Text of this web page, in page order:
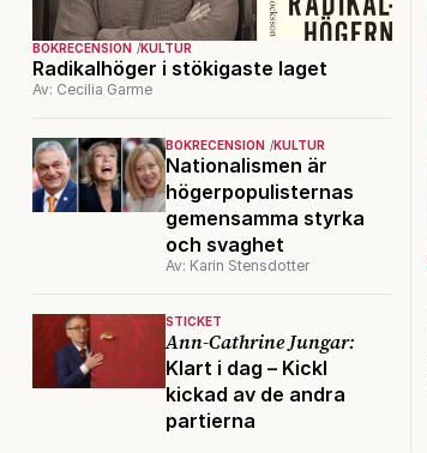
BOKRECENSION KULTUR
Radikalhöger i stökigaste laget
Av: Cecilia Garme
BOKRECENSION KULTUR
Nationalismen är
högerpopulisternas
gemensamma styrka
och svaghet
Av: Karin Stensdotter
STICKET
Ann-Cathrine Jungar:
Klart i dag – Kickl
kickad av de andra
partierna